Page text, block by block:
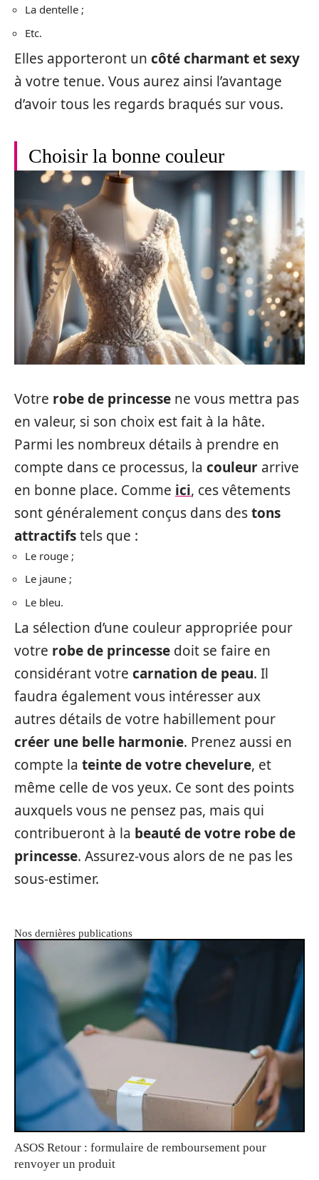
La dentelle ;
Etc.
Elles apporteront un côté charmant et sexy
à votre tenue. Vous aurez ainsi l’avantage
d’avoir tous les regards braqués sur vous.
Choisir la bonne couleur
Votre robe de princesse ne vous mettra pas
en valeur, si son choix est fait à la hâte.
Parmi les nombreux détails à prendre en
compte dans ce processus, la couleur arrive
en bonne place. Comme ici, ces vêtements
sont généralement conçus dans destons
attractifstels que :
Le rouge ;
Le jaune ;
Le bleu.
La sélection d’une couleur appropriée pour
votre robe de princesse doit se faire en
considérant votre carnation de peau. Il
faudra également vous intéresser aux
autres détails de votre habillement pour
créer une belle harmonie. Prenez aussi en
compte la teinte de votre chevelure, et
même celle de vos yeux. Ce sont des points
auxquels vous ne pensez pas, mais qui
contribueront à la beauté de votre robede
princesse. Assurez-vous alors de ne pas les
sous-estimer.
Nos dernières publications
ASOS Retour : formulaire de remboursement pour
renvoyer un produit